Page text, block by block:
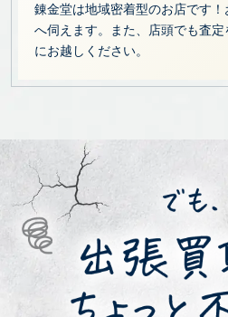
錬金堂は地域密着型のお店です
へ伺えます。また、店頭でも査
にお越しください。